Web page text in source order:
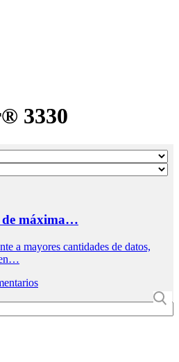
3330
de máxima…
a mayores cantidades de datos,